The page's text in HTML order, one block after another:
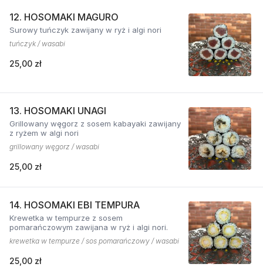
12. HOSOMAKI MAGURO
Surowy tuńczyk zawijany w ryż i algi nori
tuńczyk / wasabi
25,00 zł
13. HOSOMAKI UNAGI
Grillowany węgorz z sosem kabayaki zawijany
z ryżem w algi nori
grillowany węgorz / wasabi
25,00 zł
14. HOSOMAKI EBI TEMPURA
Krewetka w tempurze z sosem
pomarańczowym zawijana w ryż i algi nori.
krewetka w tempurze / sos pomarańczowy / wasabi
25,00 zł